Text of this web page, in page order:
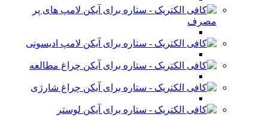
لامپ های پر
مصرف
لامپ ادیسونی
چراغ مطالعه
چراغ شارژی
لوستر